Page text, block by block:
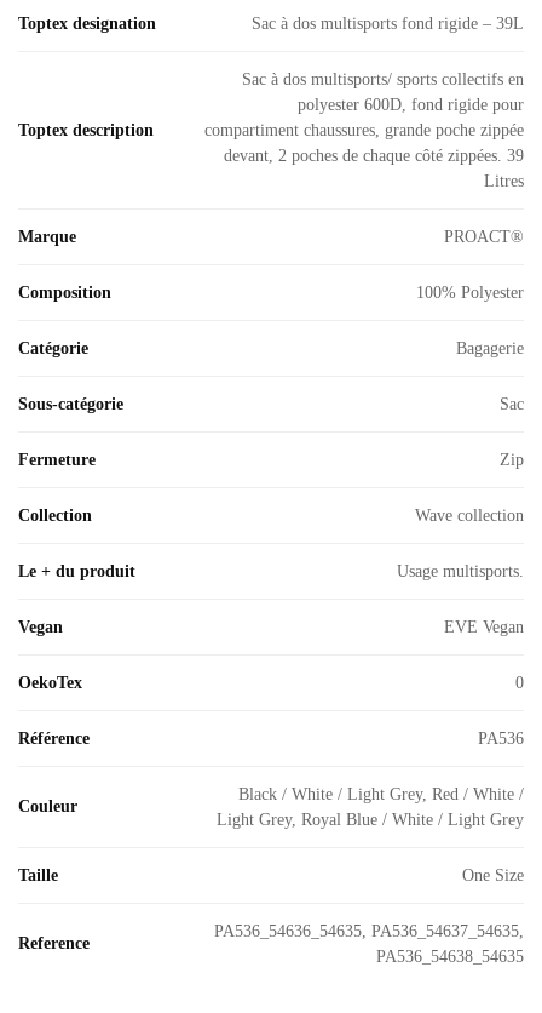
Toptex designation Sac à dos multisports fond rigide – 39L
Toptex description
Sac à dos multisports/ sports collectifs en
polyester 600D, fond rigide pour
compartiment chaussures, grande poche zippée
devant, 2 poches de chaque côté zippées. 39
Litres
Marque PROACT®
Composition 100% Polyester
Catégorie Bagagerie
Sous-catégorie Sac
Fermeture Zip
Collection Wave collection
Le + du produit Usage multisports.
Vegan EVE Vegan
OekoTex 0
Référence PA536
Couleur
Black / White / Light Grey, Red / White /
Light Grey, Royal Blue / White / Light Grey
Taille One Size
Reference
PA536_54636_54635, PA536_54637_54635,
PA536_54638_54635